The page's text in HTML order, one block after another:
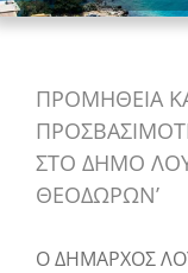
ΠΡΟΜΗΘΕΙΑ
ΣΤΟ ΔΗΜΟ
ΘΕΟΔΩΡΩΝ’
Ο ΔΗΜΑΡΧΟΣ